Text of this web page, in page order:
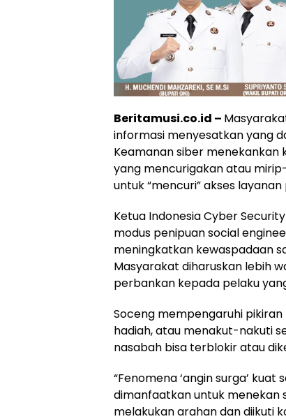
Beritamusi.co.id –
informasi menyesatkan yang
Keamanan siber
yang mencurigakan atau
untuk “mencuri” akses
Ketua Indonesia Cyber
modus penipuan social
meningkatkan kewaspadaan
Masyarakat diharuskan lebih
perbankan kepada pelaku
Soceng mempengaruhi pikiran
hadiah, atau menakut-nakuti
nasabah bisa terblokir atau
“Fenomena ‘angin surga’
dimanfaatkan untuk menekan
melakukan arahan dan diikuti